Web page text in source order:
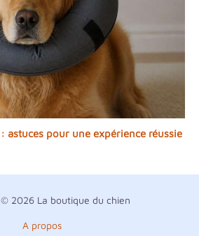
astuces pour une expérience réussie
2026 La boutique du chien
A propos